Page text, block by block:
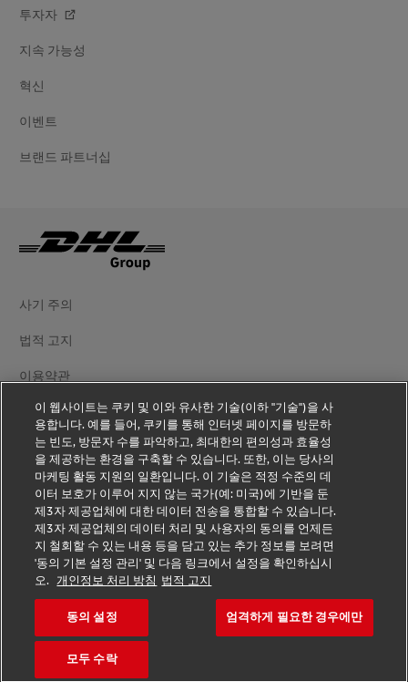
투자자
지속 가능성
혁신
이벤트
브랜드 파트너십
사기 주의
법적 고지
이용약관
개인정보 처리방침
추가 정보
쿠키 설정
DHL 팔로우하기
2026 © - all rights reserved.
이 웹사이트는 쿠키 및 이와 유사한 기술(이하 "기술")을 사
용합니다. 예를 들어, 쿠키를 통해 인터넷 페이지를 방문하
는 빈도, 방문자 수를 파악하고, 최대한의 편의성과 효율성
을 제공하는 환경을 구축할 수 있습니다. 또한, 이는 당사의
마케팅 활동 지원의 일환입니다. 이 기술은 적정 수준의 데
이터 보호가 이루어 지지 않는 국가(예: 미국)에 기반을 둔
제3자 제공업체에 대한 데이터 전송을 통합할 수 있습니다.
제3자 제공업체의 데이터 처리 및 사용자의 동의를 언제든
지 철회할 수 있는 내용 등을 담고 있는 추가 정보를 보려면
'동의 기본 설정 관리' 및 다음 링크에서 설정을 확인하십시
오. 개인정보 처리 방침 법적 고지
동의 설정 엄격하게 필요한 경우에만
모두 수락